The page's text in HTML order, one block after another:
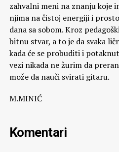
zahvalni meni na znanju koje
njima na čistoj energiji i
dana sa sobom. Kroz
bitnu stvar, a to je da svaka
kada će se probuditi i
vezi nikada ne žurim da
može da nauči svirati gitaru.
M.MINIĆ
Komentari